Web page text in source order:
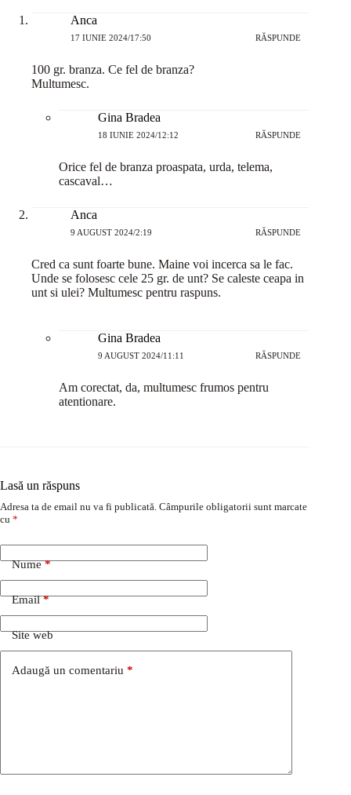
Anca
17 IUNIE 2024/17:50 RĂSPUNDE
100 gr. branza. Ce fel de branza?
Multumesc.
Gina Bradea
18 IUNIE 2024/12:12 RĂSPUNDE
Orice fel de branza proaspata, urda, telema,
cascaval…
Anca
9 AUGUST 2024/2:19 RĂSPUNDE
Cred ca sunt foarte bune. Maine voi incerca sa le fac.
Unde se folosesc cele 25 gr. de unt? Se caleste ceapa in
unt si ulei? Multumesc pentru raspuns.
Gina Bradea
9 AUGUST 2024/11:11 RĂSPUNDE
Am corectat, da, multumesc frumos pentru
atentionare.
Lasă un răspuns
Adresa ta de email nu va fi publicată. Câmpurile obligatorii sunt marcate
cu *
Nume*
Email*
Site web
Adaugă un comentariu *